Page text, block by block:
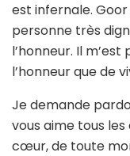
est infernale.
personne très
l’honneur. Il
l’honneur que de
Je demande
vous aime tous
cœur, de toute